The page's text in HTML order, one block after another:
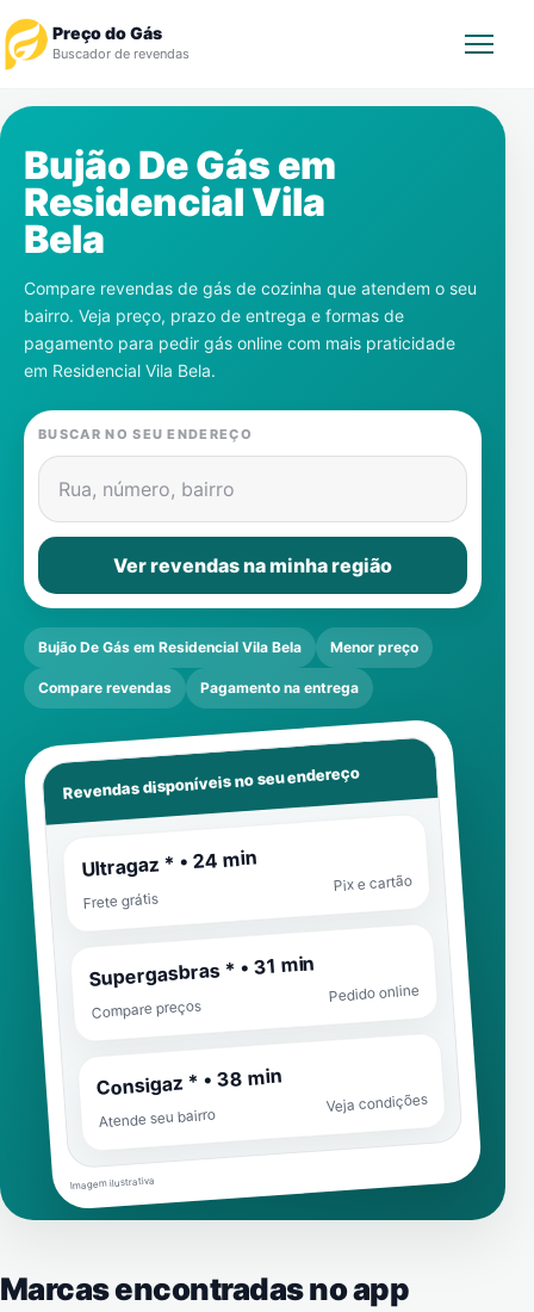
Preço do Gás
Buscador de revendas
Revendedor
Notícias
Cadastre-se
Gás
Contatos
Bujão De Gás em
Residencial Vila
Bela
Compare revendas de gás de cozinha que atendem o seu
bairro. Veja preço, prazo de entrega e formas de
pagamento para pedir gás online com mais praticidade
em Residencial Vila Bela.
BUSCAR NO SEU ENDEREÇO
Rua, número, bairro
Ver revendas na minha região
Bujão De Gás em Residencial Vila Bela Menor preço
Compare revendas Pagamento na entrega
Revendas disponíveis no seu endereço
Ultragaz * • 24 min
Frete grátis
Pix e cartão
Supergasbras * • 31 min
Compare preços
Pedido online
Consigaz * • 38 min
Atende seu bairro
Veja condições
Imagem ilustrativa
Marcas encontradas no app